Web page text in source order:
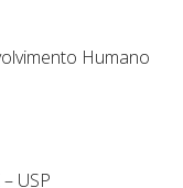
Humano
USP